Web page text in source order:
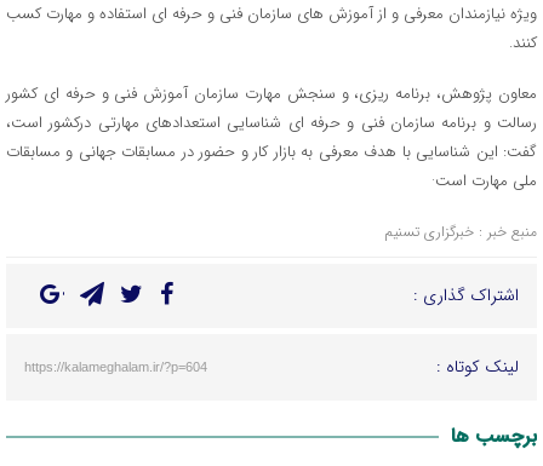
ویژه نیازمندان معرفی و از آموزش های سازمان فنی و حرفه ای استفاده و مهارت کسب
کنند.
معاون پژوهش، برنامه ریزی، و سنجش مهارت سازمان آموزش فنی و حرفه ای کشور
رسالت و برنامه سازمان فنی و حرفه ای شناسایی استعدادهای مهارتی درکشور است،
گفت: این شناسایی با هدف معرفی به بازار کار و حضور در مسابقات جهانی و مسابقات
ملی مهارت است·
منبع خبر : خبرگزاری تسنیم
اشتراک گذاری :
لینک کوتاه : https://kalameghalam.ir/?p=604
برچسب ها